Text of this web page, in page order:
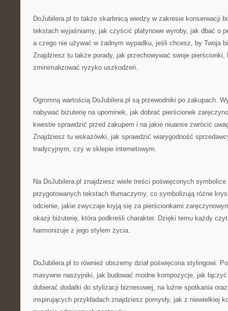
DoJubilera.pl to także skarbnicą wiedzy w zakresie konserwacji
tekstach wyjaśniamy, jak czyścić platynowe wyroby, jak dbać o
a czego nie używać w żadnym wypadku, jeśli chcesz, by Twoja
Znajdziesz tu także porady, jak przechowywać swoje
zminimalizować ryzyko uszkodzeń.
Ogromną wartością DoJubilera.pl są przewodniki po zakupach.
nabywać biżuterię na upominek, jak dobrać pierścionek
kwestie sprawdzić przed zakupem i na jakie niuanse zwrócić
Znajdziesz tu wskazówki, jak sprawdzić wiarygodność
tradycyjnym, czy w sklepie internetowym.
Na DoJubilera.pl znajdziesz wiele treści poświęconych
przygotowanych tekstach tłumaczymy, co symbolizują różne
odcienie, jakie zwyczaje kryją się za pierścionkami
okazji biżuterię, która podkreśli charakter. Dzięki temu każdy
harmonizuje z jego stylem życia.
DoJubilera.pl to również obszerny dział poświęcona stylingowi.
masywne naszyjniki, jak budować modne kompozycje, jak
dobierać dodatki do stylizacji biznesowej, na luźne spotkania
inspirujących przykładach znajdziesz pomysły, jak z niewielkiej